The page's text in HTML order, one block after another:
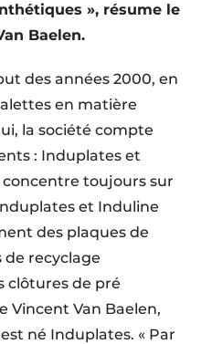
et égouttage
», résume le
Baelen.
des années 2000, en
en matière
la société compte
: Induplates et
toujours sur
et Induline
des plaques de
recyclage
clôtures de pré
Vincent Van Baelen,
né Induplates. « Par